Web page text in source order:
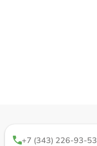
+7 (343) 226-93-53